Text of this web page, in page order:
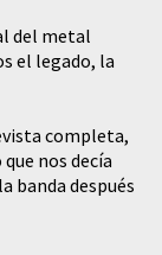
del metal
el legado, la
completa,
nos decía
banda después